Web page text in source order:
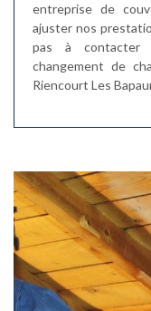
entreprise de
ajuster nos
pas à contacter
changement de
Riencourt Les